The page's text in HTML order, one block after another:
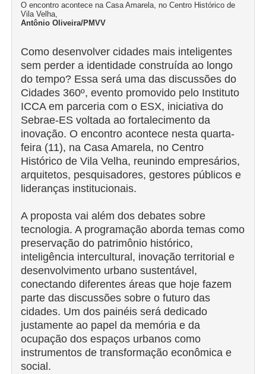
O encontro acontece na Casa Amarela, no Centro Histórico de
Vila Velha,
Antônio Oliveira/PMVV
Como desenvolver cidades mais inteligentes
sem perder a identidade construída ao longo
do tempo? Essa será uma das discussões do
Cidades 360º, evento promovido pelo Instituto
ICCA em parceria com o ESX, iniciativa do
Sebrae-ES voltada ao fortalecimento da
inovação. O encontro acontece nesta quarta-
feira (11), na Casa Amarela, no Centro
Histórico de Vila Velha, reunindo empresários,
arquitetos, pesquisadores, gestores públicos e
lideranças institucionais.
A proposta vai além dos debates sobre
tecnologia. A programação aborda temas como
preservação do patrimônio histórico,
inteligência intercultural, inovação territorial e
desenvolvimento urbano sustentável,
conectando diferentes áreas que hoje fazem
parte das discussões sobre o futuro das
cidades. Um dos painéis será dedicado
justamente ao papel da memória e da
ocupação dos espaços urbanos como
instrumentos de transformação econômica e
social.